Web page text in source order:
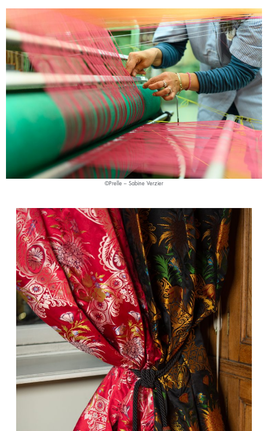
©Prelle – Sabine Verzier